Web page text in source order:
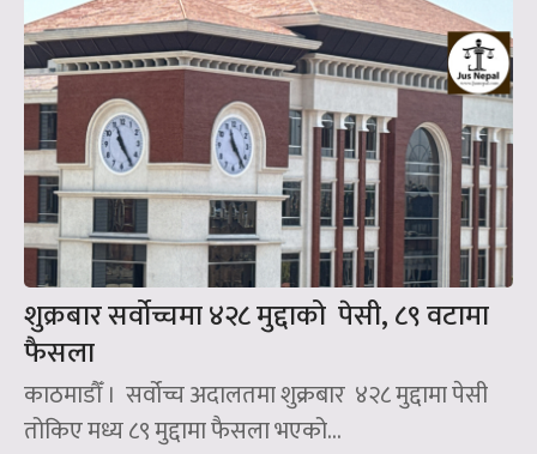
शुक्रबार सर्वोच्चमा ४२८ मुद्दाको पेसी, ८९ वटामा
फैसला
काठमाडौँ । सर्वोच्च अदालतमा शुक्रबार ४२८ मुद्दामा पेसी
तोकिए मध्य ८९ मुद्दामा फैसला भएको...